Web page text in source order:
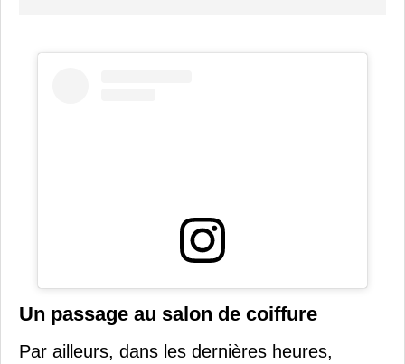
Un passage au salon de coiffure
Par ailleurs, dans les dernières heures,